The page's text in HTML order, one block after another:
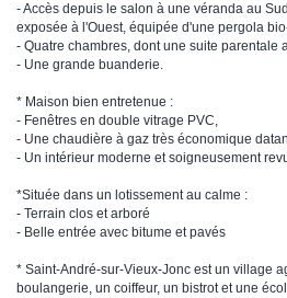
- Accès depuis le salon à une véranda au
exposée à l'Ouest, équipée d'une pergola
- Quatre chambres, dont une suite parentale
- Une grande buanderie.
* Maison bien entretenue :
- Fenêtres en double vitrage PVC,
- Une chaudière à gaz très économique
- Un intérieur moderne et soigneusement
*Située dans un lotissement au calme :
- Terrain clos et arboré
- Belle entrée avec bitume et pavés
* Saint-André-sur-Vieux-Jonc est un village
boulangerie, un coiffeur, un bistrot et une